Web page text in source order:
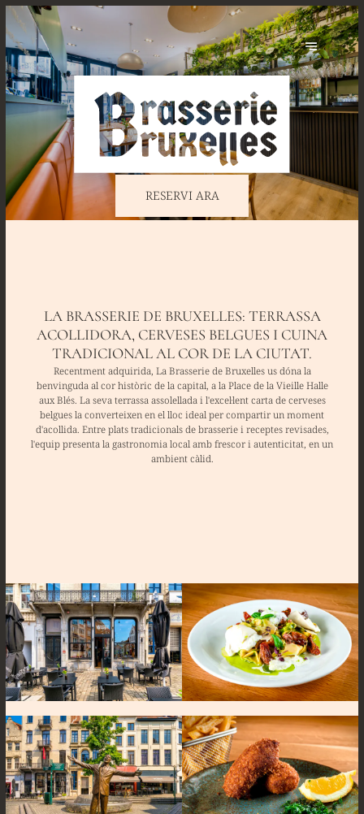
RESERVI ARA
LA BRASSERIE DE BRUXELLES: TERRASSA
ACOLLIDORA, CERVESES BELGUES I CUINA
TRADICIONAL AL COR DE LA CIUTAT.
Recentment adquirida, La Brasserie de Bruxelles us dóna la
benvinguda al cor històric de la capital, a la Place de la Vieille Halle
aux Blés. La seva terrassa assolellada i l'excel·lent carta de cerveses
belgues la converteixen en el lloc ideal per compartir un moment
d'acollida. Entre plats tradicionals de brasserie i receptes revisades,
l'equip presenta la gastronomia local amb frescor i autenticitat, en un
ambient càlid.